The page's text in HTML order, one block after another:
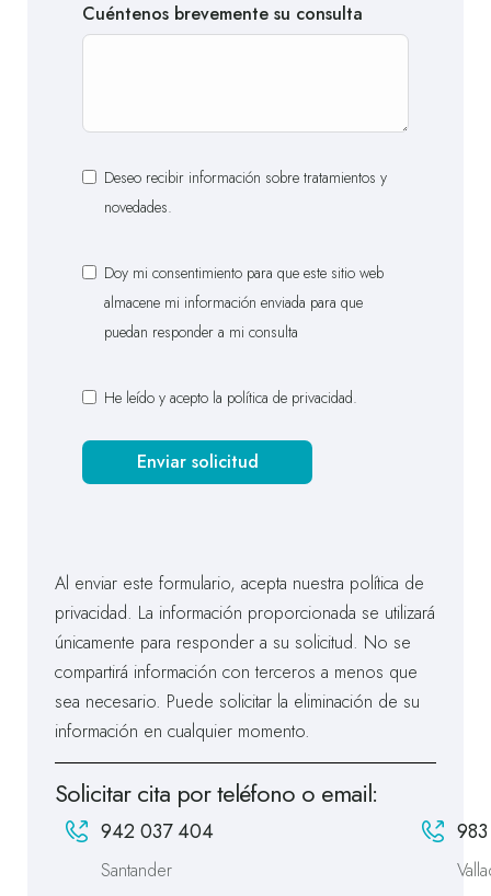
Cuéntenos brevemente su consulta
Deseo recibir información sobre tratamientos y
novedades.
Doy mi consentimiento para que este sitio web
almacene mi información enviada para que
puedan responder a mi consulta
He leído y acepto la política de privacidad.
Enviar solicitud
Al enviar este formulario, acepta nuestra política de
privacidad. La información proporcionada se utilizará
únicamente para responder a su solicitud. No se
compartirá información con terceros a menos que
sea necesario. Puede solicitar la eliminación de su
información en cualquier momento.
Solicitar cita por teléfono o email:
942 037 404
Santander